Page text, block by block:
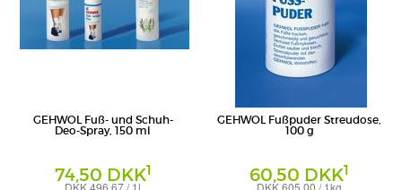
GEHWOL Fuß- und Schuh-
Deo-Spray, 150 ml
74,50 DKK1
DKK 496,67 / 1l
GEHWOL Fußpuder Streudose,
100 g
60,50 DKK1
DKK 605,00 / 1kg